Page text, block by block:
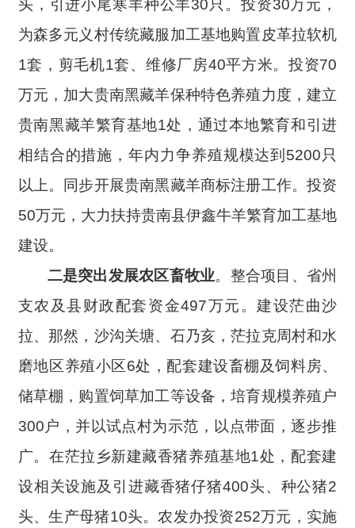
头，引进小尾寒羊种公羊30只。投资30万元，
为森多元义村传统藏服加工基地购置皮革拉软机
1套，剪毛机1套、维修厂房40平方米。投资70
万元，加大贵南黑藏羊保种特色养殖力度，建立
贵南黑藏羊繁育基地1处， 通过本地繁育和引进
相结合的措施，年内力争养殖规模达到5200只
以上。同步开展贵南黑藏羊商标注册工作。投资
50万元，大力扶持贵南县伊鑫牛羊繁育加工基地
建设。
二是突出发展农区畜牧业。 整合项目、省州
支农及县财政配套资金497万元。建设茫曲沙
拉、那然，沙沟关塘、石乃亥，茫拉克周村和水
磨地区养殖小区6处，配套建设畜棚及饲料房、
储草棚，购置饲草加工等设备，培育规模养殖户
300户，并以试点村为示范，以点带面，逐步推
广。在茫拉乡新建藏香猪养殖基地1处，配套建
设相关设施及引进藏香猪仔猪400头、种公猪2
头、生产母猪10头。农发办投资252万元，实施